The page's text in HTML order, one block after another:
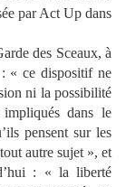
par Act Up dans
des Sceaux, à
« ce dispositif ne
ni la possibilité
dans le
pensent sur les
autre sujet », et
: « la liberté